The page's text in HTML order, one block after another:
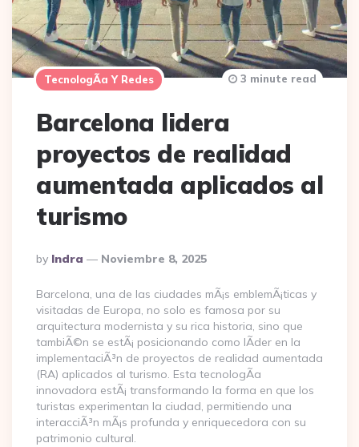
TecnologÃ­a Y Redes
Barcelona lidera
proyectos de realidad
aumentada aplicados al
turismo
Posted
By
By Indra Noviembre 8, 2025
3 minute read
Barcelona, una de las ciudades mÃ¡s emblemÃ¡ticas y
visitadas de Europa, no solo es famosa por su
arquitectura modernista y su rica historia, sino que
tambiÃ©n se estÃ¡ posicionando como lÃ­der en la
implementaciÃ³n de proyectos de realidad aumentada
(RA) aplicados al turismo. Esta tecnologÃ­a
innovadora estÃ¡ transformando la forma en que los
turistas experimentan la ciudad, permitiendo una
interacciÃ³n mÃ¡s profunda y enriquecedora con su
patrimonio cultural.